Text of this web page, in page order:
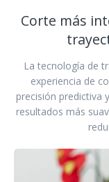
Corte más
La tecnología de
experiencia de
precisión predictiva
resultados más